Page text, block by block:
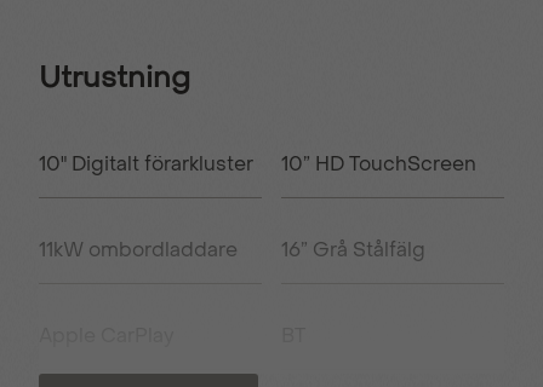
Utrustning
10" Digitalt förarkluster 10” HD TouchScreen
11kW ombordladdare 16” Grå Stålfälg